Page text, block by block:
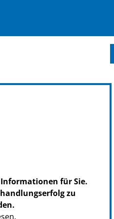
für Sie.
zu